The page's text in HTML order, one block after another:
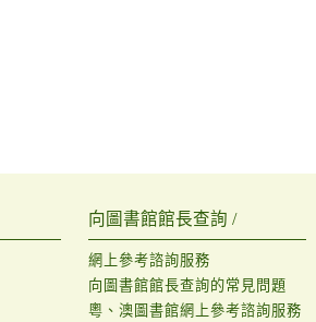
向圖書館館長查詢 /
網上參考諮詢服務
向圖書館館長查詢的常見問題
粵、澳圖書館網上參考諮詢服務